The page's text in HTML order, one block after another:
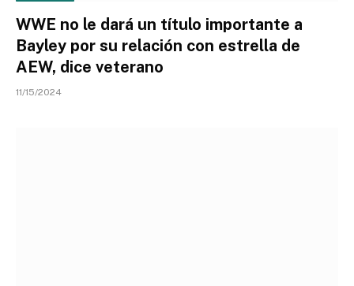
WWE no le dará un título importante a
Bayley por su relación con estrella de
AEW, dice veterano
11/15/2024